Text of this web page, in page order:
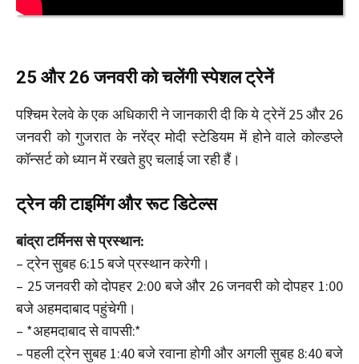
25 और 26 जनवरी को चलेंगी स्पेशल ट्रेनें
पश्चिम रेलवे के एक अधिकारी ने जानकारी दी कि ये ट्रेनें 25 और 26
जनवरी को गुजरात के नरेंद्र मोदी स्टेडियम में होने वाले कोल्डप्ले
कॉन्सर्ट को ध्यान में रखते हुए चलाई जा रही हैं।
ट्रेन की टाइमिंग और रूट डिटेल्स
बांद्रा टर्मिनस से प्रस्थान:
– ट्रेन सुबह 6:15 बजे प्रस्थान करेगी।
– 25 जनवरी को दोपहर 2:00 बजे और 26 जनवरी को दोपहर 1:00
बजे अहमदाबाद पहुंचेगी।
– *अहमदाबाद से वापसी:*
– पहली ट्रेन सुबह 1:40 बजे रवाना होगी और अगली सुबह 8:40 बजे